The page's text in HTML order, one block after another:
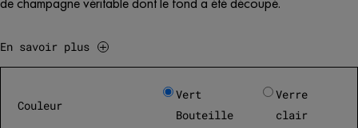
En savoir plus
Couleur
Vert
Bouteille
Verre
clair